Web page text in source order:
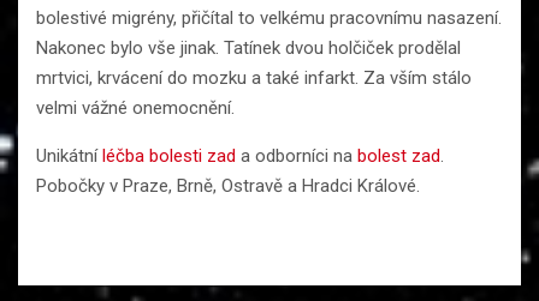
bolestivé migrény, přičítal to velkému pracovnímu nasazení.
Nakonec bylo vše jinak. Tatínek dvou holčiček prodělal
mrtvici, krvácení do mozku a také infarkt. Za vším stálo
velmi vážné onemocnění.
Unikátníléčba bolesti zad a odborníci na bolest zad.
Pobočky v Praze, Brně, Ostravě a Hradci Králové.